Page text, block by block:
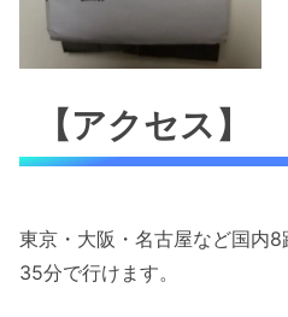
【アクセス】
東京・大阪・名古屋など国内
35分で行けます。